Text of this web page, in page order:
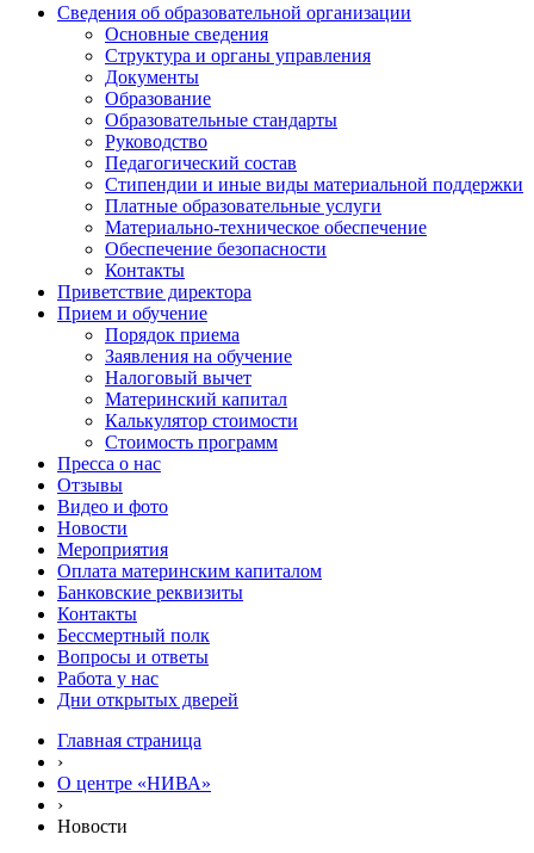
Сведения об образовательной организации
Основные сведения
Структура и органы управления
Документы
Образование
Образовательные стандарты
Руководство
Педагогический состав
Стипендии и иные виды материальной поддержки
Платные образовательные услуги
Материально-техническое обеспечение
Обеспечение безопасности
Контакты
Приветствие директора
Прием и обучение
Порядок приема
Заявления на обучение
Налоговый вычет
Материнский капитал
Калькулятор стоимости
Стоимость программ
Пресса о нас
Отзывы
Видео и фото
Новости
Мероприятия
Оплата материнским капиталом
Банковские реквизиты
Контакты
Бессмертный полк
Вопросы и ответы
Работа у нас
Дни открытых дверей
Главная страница
›
О центре «НИВА»
›
Новости